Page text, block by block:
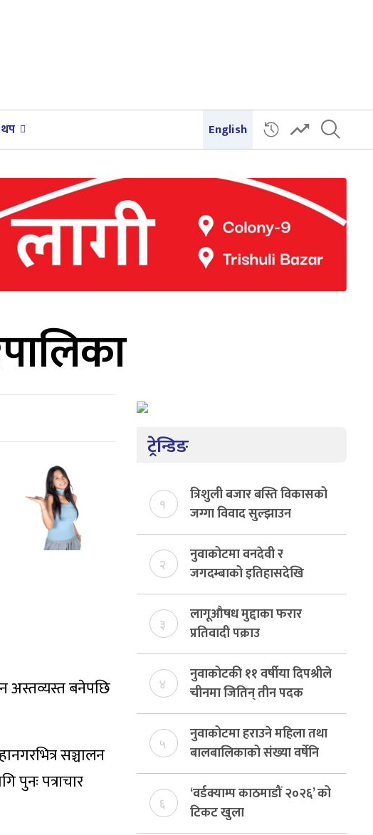
थप English
अस्तव्यस्त बनेपछि
सञ्चालन
पुनः पत्राचार
ट्रेन्डिङ
१
त्रिशुली बजार बस्ति विकासको
जग्गा विवाद सुल्झाउन
संयोजक तोकियो
२
नुवाकोटमा वनदेवी र
जगदम्बाको इतिहासदेखि
शिवालय सिनेप्लेक्ससम्मको
यात्रा
३
लागूऔषध मुद्दाका फरार
प्रतिवादी पक्राउ
४
नुवाकोटकी ११ वर्षीया दिपश्रीले
चीनमा जितिन् तीन पदक
५
नुवाकोटमा हराउने महिला तथा
बालबालिकाको संख्या वर्षेनि
बढ्दो, ३ वर्षमा ४२७ जनाको
उद्धार
६
‘वर्डक्याम्प काठमाडौं २०२६’ को
टिकट खुला